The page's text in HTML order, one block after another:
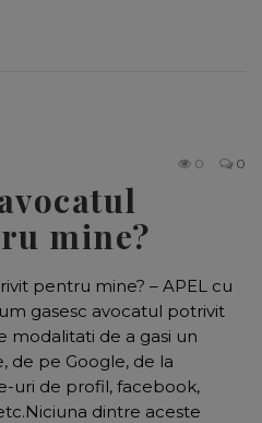
0
0
mine?
pentru mine? – APEL cu
gasesc avocatul potrivit
modalitati de a gasi un
de pe Google, de la
uri de profil, facebook,
dintre aceste